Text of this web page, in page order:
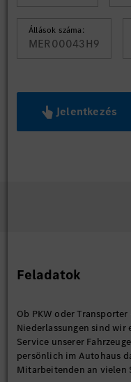
Állások száma:
MER00043H9
Jelentkezés
Feladatok
Ob PKW oder
Niederlassungen sind wir
Service unserer
persönlich im Autohaus
Mitarbeitenden an vielen